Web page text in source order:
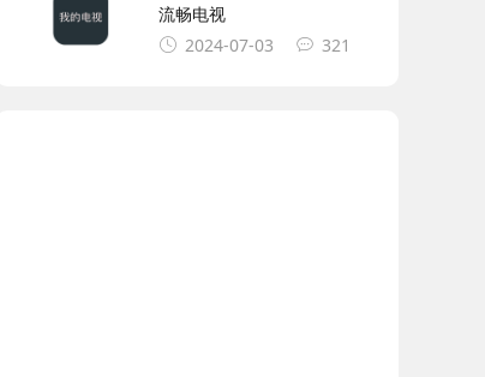
流畅电视
2024-07-03
321